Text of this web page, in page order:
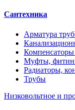
Сантехника
Арматура
Компенсаторы
Муфты,
Радиаторы,
Трубы
Низковольтное и